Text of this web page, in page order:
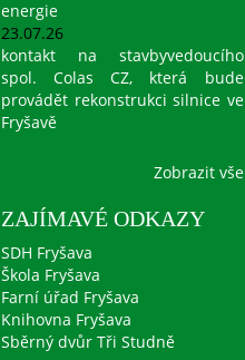
energie
23.07.26
kontakt na stavbyvedoucího
spol. Colas CZ, která bude
provádět rekonstrukci silnice ve
Fryšavě
Zobrazit vše
ZAJÍMAVÉ ODKAZY
SDH Fryšava
Škola Fryšava
Farní úřad Fryšava
Knihovna Fryšava
Sběrný dvůr Tři Studně